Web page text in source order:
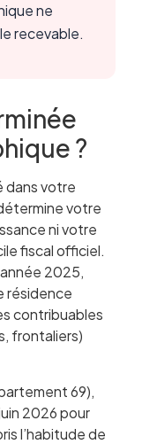
ne
recevable.
?
dans votre
votre
ni votre
fiscal officiel.
2025,
résidence
contribuables
frontaliers)
69),
2026 pour
l’habitude de